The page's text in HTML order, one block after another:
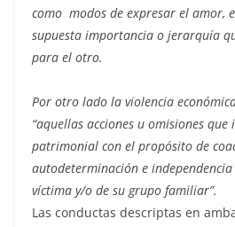
como modos de expresar el amor,
supuesta importancia o jerarquía
para el otro.
Por otro lado la violencia
“aquellas acciones u omisiones
patrimonial con el propósito de
autodeterminación e
víctima y/o de su grupo familiar”.
Las conductas descriptas en